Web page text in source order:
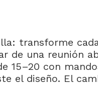
transforme
de una reunión
15–20 con
el diseño. El